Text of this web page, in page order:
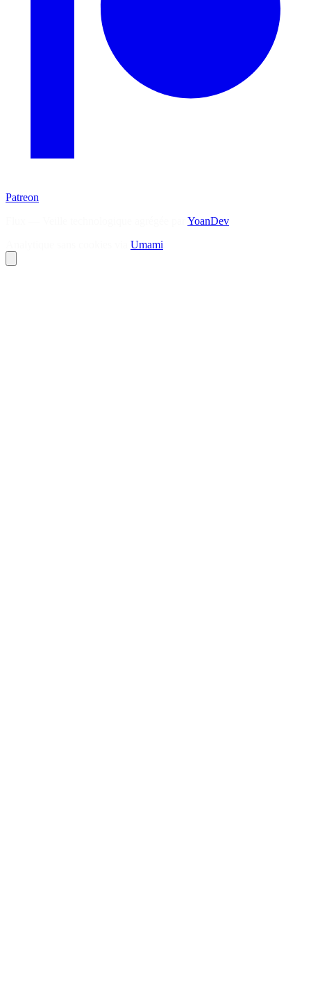
Patreon
YoanDev
Umami